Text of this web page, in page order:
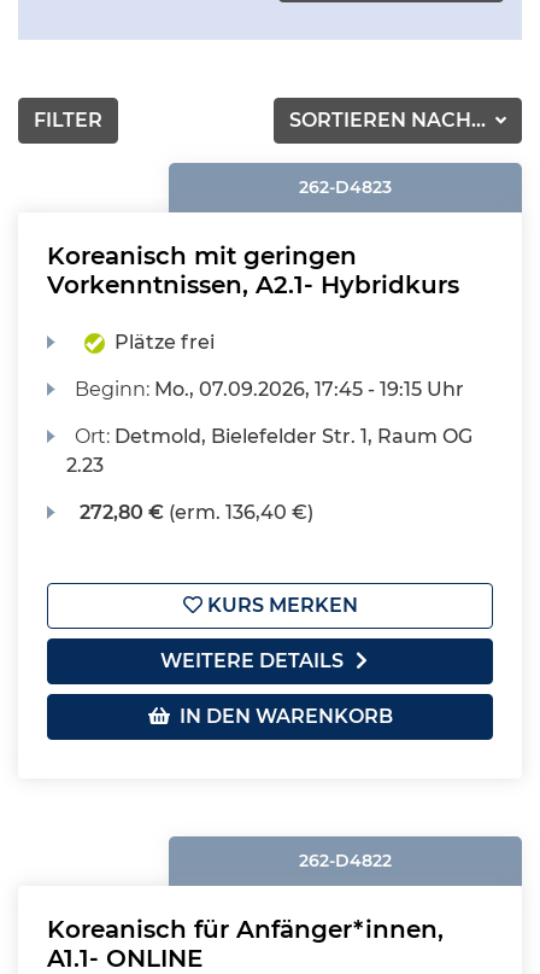
SORTIEREN NACH...
FILTER
262-D4823
Koreanisch mit geringen
Vorkenntnissen, A2.1- Hybridkurs
Plätze frei
Beginn: Mo., 07.09.2026, 17:45 - 19:15 Uhr
Ort: Detmold, Bielefelder Str. 1, Raum OG
2.23
272,80 € (erm. 136,40 €)
KURS MERKEN
WEITERE DETAILS
IN DEN WARENKORB
262-D4822
Koreanisch für Anfänger*innen,
A1.1- ONLINE